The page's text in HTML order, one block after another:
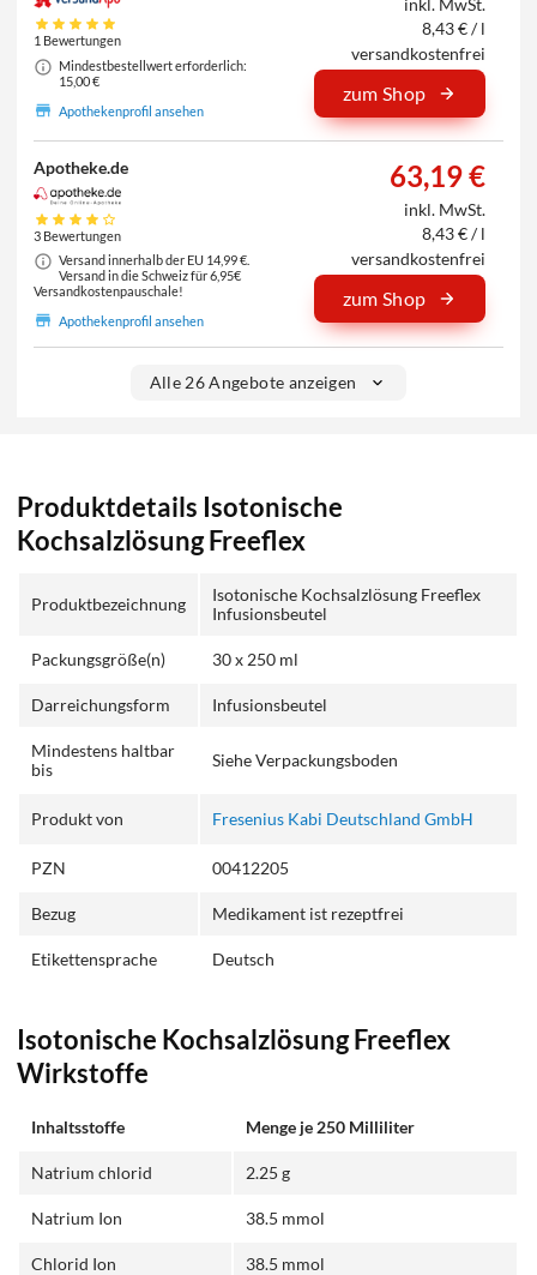
1 Bewertungen
Mindestbestellwert erforderlich:
15,00 €
Apothekenprofil ansehen
inkl. MwSt.
8,43 € / l
versandkostenfrei
zum Shop
Apotheke.de
3 Bewertungen
Versand innerhalb der EU 14,99 €.
Versand in die Schweiz für 6,95€
Versandkostenpauschale!
Apothekenprofil ansehen
63,19 €
inkl. MwSt.
8,43 € / l
versandkostenfrei
zum Shop
Alle 26 Angebote anzeigen
Produktdetails Isotonische
Kochsalzlösung Freeflex
Produktbezeichnung
Isotonische Kochsalzlösung Freeflex
Infusionsbeutel
Packungsgröße(n) 30 x 250 ml
Darreichungsform Infusionsbeutel
Mindestens haltbar
bis
Siehe Verpackungsboden
Produkt von Fresenius Kabi Deutschland GmbH
PZN 00412205
Bezug Medikament ist rezeptfrei
Etikettensprache Deutsch
Isotonische Kochsalzlösung Freeflex
Wirkstoffe
Inhaltsstoffe Menge je 250 Milliliter
Natrium chlorid 2.25 g
Natrium Ion 38.5 mmol
Chlorid Ion 38.5 mmol